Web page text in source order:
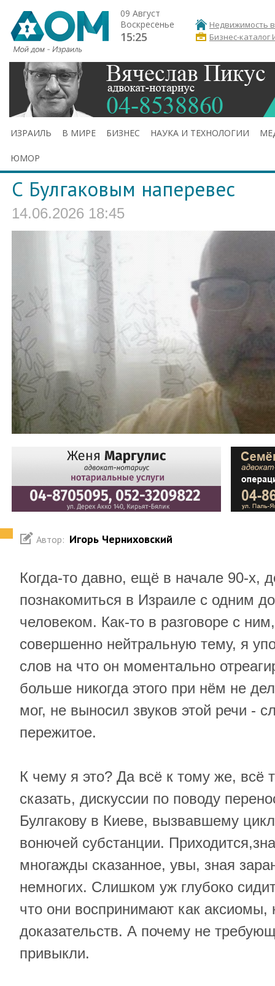
09 Август
Воскресенье
15:25
Недвижимость
Бизнес-каталог
ИЗРАИЛЬ В МИРЕ БИЗНЕС НАУКА И ТЕХНОЛОГИИ
ЮМОР
С Булгаковым наперевес
14.06.2026 18:45
Автор: Игорь Черниховский
Когда-то давно, ещё в начале 90-х,
познакомиться в Израиле с одним
человеком. Как-то в разговоре с
совершенно нейтральную тему, я
слов на что он моментально
больше никогда этого при нём не
мог, не выносил звуков этой речи -
пережитое.
К чему я это? Да всё к тому же, всё
сказать, дискуссии по поводу
Булгакову в Киеве, вызвавшему
вонючей субстанции.
многажды сказанное, увы, зная
немногих. Слишком уж глубоко
что они воспринимают как
доказательств. А почему не
привыкли.